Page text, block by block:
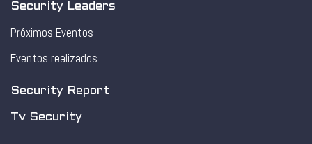
Security Leaders
Próximos Eventos
Eventos realizados
Security Report
Tv Security